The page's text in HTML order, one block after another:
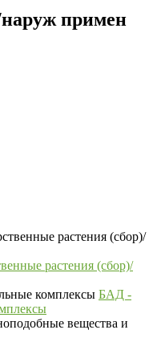
наруж примен
растения (сбор)/
БАД -